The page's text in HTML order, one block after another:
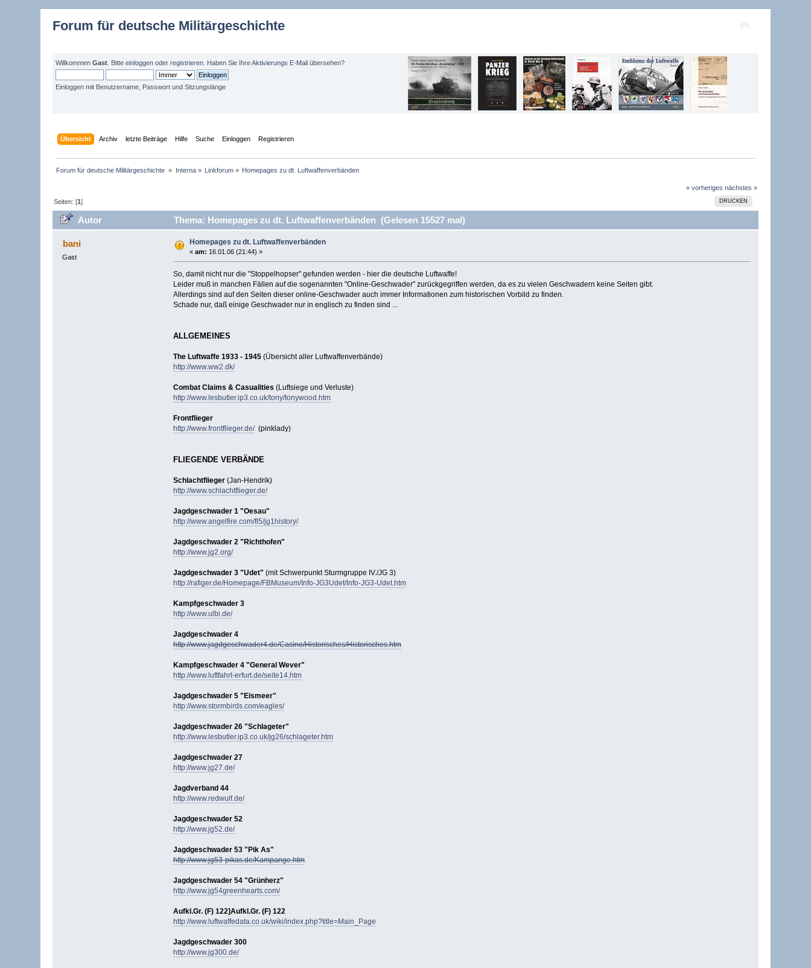
Forum für deutsche Militärgeschichte
WillkommenGast . Bitteeinloggen oderregistrieren . Haben Sie IhreAktivierungs E-Mail übersehen?
Einloggen mit Benutzername, Passwort und Sitzungslänge
Übersicht Archiv letzte Beiträge Hilfe Suche Einloggen Registrieren
Forum für deutsche Militärgeschichte » Interna» Linkforum » Homepages zu dt. Luftwaffenverbänden
« vorheriges nächstes »
DRUCKEN
Seiten: [1]
Autor Thema: Homepages zu dt. Luftwaffenverbänden (Gelesen 15527 mal)
bani
Gast
Homepages zu dt. Luftwaffenverbänden
«am: 16.01.06 (21:44) »
So, damit nicht nur die "Stoppelhopser" gefunden werden - hier die deutsche Luftwaffe!
Leider muß in manchen Fällen auf die sogenannten "Online-Geschwader" zurückgegriffen werden, da es zu vielen Geschwadern keine Seiten gibt.
Allerdings sind auf den Seiten dieser online-Geschwader auch immer Informationen zum historischen Vorbild zu finden.
Schade nur, daß einige Geschwader nur in englisch zu finden sind ...
ALLGEMEINES
The Luftwaffe 1933 - 1945(Übersicht aller Luftwaffenverbände)
http://www.ww2.dk/
Combat Claims & Casualities (Luftsiege und Verluste)
http://www.lesbutler.ip3.co.uk/tony/tonywood.htm
Frontflieger
http://www.frontflieger.de/(pinklady)
FLIEGENDE VERBÄNDE
Schlachtflieger(Jan-Hendrik)
http://www.schlachtflieger.de/
Jagdgeschwader 1 "Oesau"
http://www.angelfire.com/fl5/jg1history/
Jagdgeschwader 2 "Richthofen"
http://www.jg2.org/
Jagdgeschwader 3 "Udet" (mit Schwerpunkt Sturmgruppe IV./JG 3)
http://rafiger.de/Homepage/FBMuseum/Info-JG3Udet/Info-JG3-Udet.htm
Kampfgeschwader 3
http://www.ulbi.de/
Jagdgeschwader 4
http://www.jagdgeschwader4.de/Casino/Historisches/Historisches.htm
Kampfgeschwader 4 "General Wever"
http://www.luftfahrt-erfurt.de/seite14.htm
Jagdgeschwader 5 "Eismeer"
http://www.stormbirds.com/eagles/
Jagdgeschwader 26 "Schlageter"
http://www.lesbutler.ip3.co.uk/jg26/schlageter.htm
Jagdgeschwader 27
http://www.jg27.de/
Jagdverband 44
http://www.redwulf.de/
Jagdgeschwader 52
http://www.jg52.de/
Jagdgeschwader 53 "Pik As"
http://www.jg53-pikas.de/Kampange.htm
Jagdgeschwader 54 "Grünherz"
http://www.jg54greenhearts.com/
Aufkl.Gr. (F) 122]Aufkl.Gr. (F) 122
http://www.luftwaffedata.co.uk/wiki/index.php?title=Main_Page
Jagdgeschwader 300
http://www.jg300.de/